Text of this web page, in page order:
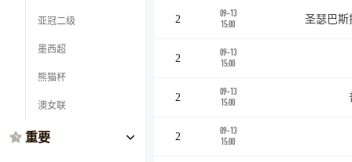
亚冠二级
墨西超
熊猫杯
澳女联
重要
2
09-13
15:00
圣瑟巴斯
2
09-13
15:00
2
09-13
15:00
2
09-13
15:00